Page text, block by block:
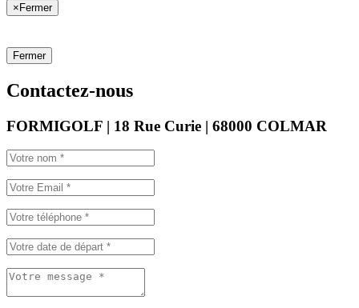
×Fermer
Fermer
Contactez-nous
FORMIGOLF | 18 Rue Curie | 68000 COLMAR